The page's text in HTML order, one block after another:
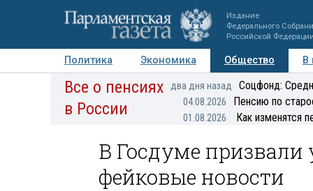
Издание
Федерального
Российской
Политика Экономика Общество
В
Авторы Персоны Мнения Регионы
Все о пенсиях
в России
два дня назад Соцфонд:
04.08.2026 Пенсию по
01.08.2026 Как изменятся
В Госдуме призвали
фейковые новости